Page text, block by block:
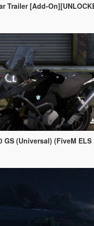
Trailer [Add-
(FiveM ELS Ready) (FiveM